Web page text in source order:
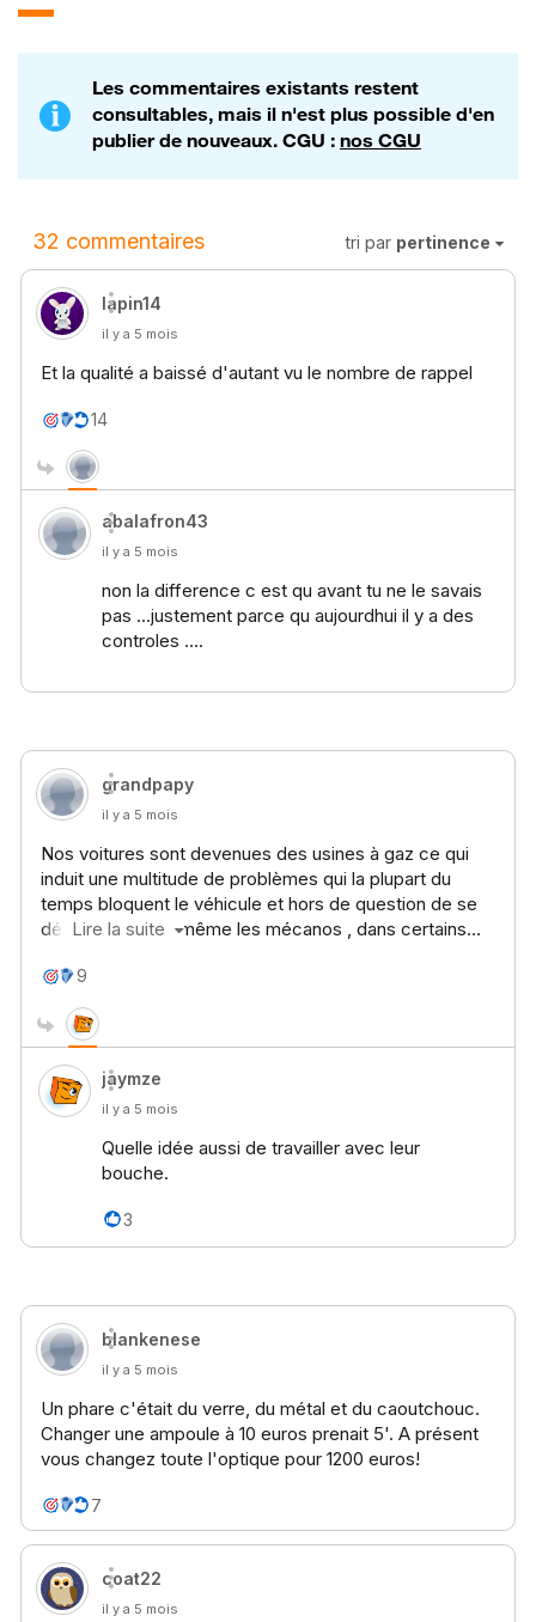
Les commentaires existants restent
consultables, mais il n'est plus possible d'en
publier de nouveaux. CGU : nos CGU